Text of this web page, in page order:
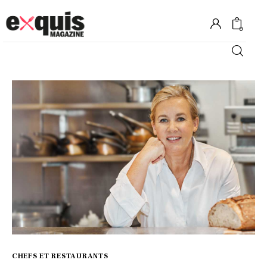
0
Gastronomie
Recettes
Shopping
Évènements
CHEFS ET RESTAURANTS